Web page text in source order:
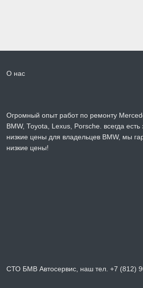
О нас
Огромный опыт работ по ремонту
BMW, Toyota, Lexus, Porsche. всегда
низкие цены для владельцев BMW, мы
низкие цены!
СТО БМВ Автосервис, наш тел. +7 (812)